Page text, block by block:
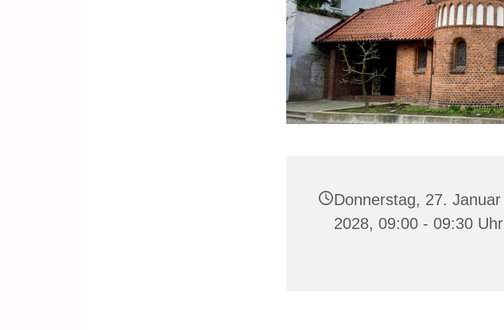
Donnerstag, 27. Januar
2028, 09:00 - 09:30 Uhr